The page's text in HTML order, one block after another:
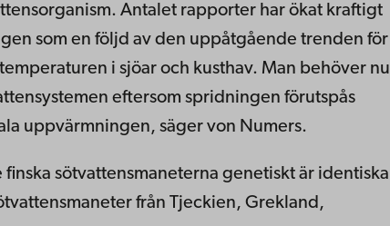
Antalet rapporter har ökat kraftigt
som en följd av den uppåtgående trenden för
i sjöar och kusthav. Man behöver nu
eftersom spridningen förutspås
uppvärmningen, säger von Numers.
finska sötvattensmaneterna genetiskt är identiska
från Tjeckien, Grekland,